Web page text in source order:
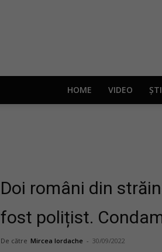
HOME VIDEO
Doi români din
fost polițist.
De către Mircea Iordache - 30/09/2022